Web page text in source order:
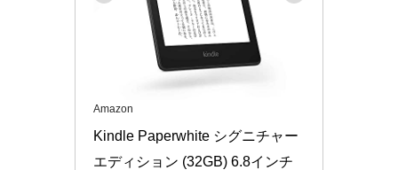
Amazon
Kindle Paperwhite シグニチャー
エディション (32GB) 6.8インチ